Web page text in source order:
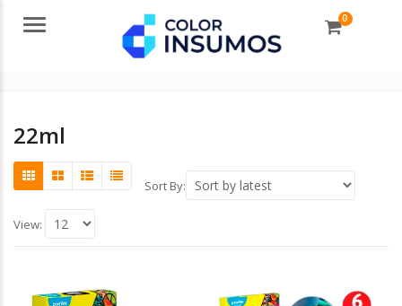
Menu 0
22ml
Sort By:
View: